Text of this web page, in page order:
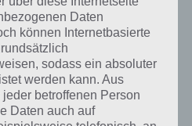
möchte, sagt man auch
den Mangel an erwartbarer Aktivität
nicht das macht, was er
man das als Faul. Faulheit
Bewertung, heißt man bezieht
des gegenübers. Aus Sicht des
Daten
können Internetbasierte
sodass ein absoluter
werden kann. Aus
betroffenen Person
Daten auch auf